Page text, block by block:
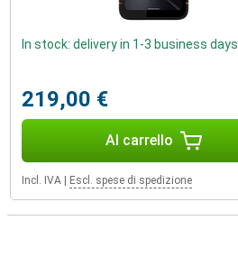
In stock: delivery in 1-3 business days
219,00 €
Al carrello
Incl. IVA Escl. spese di spedizione